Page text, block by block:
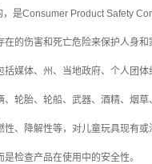
是Consumer Product Safety
的伤害和死亡危险来保护人身
媒体、州、当地政府、个人团
轮胎、轮船、武器、酒精、烟
、降解性等，对儿童玩具现有
检查产品在使用中的安全性。